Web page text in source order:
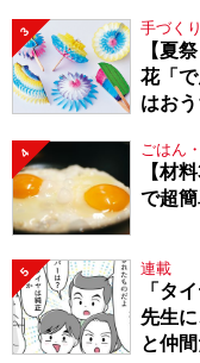
3 手づくり
【夏
花「
はお
4 ごはん
【材
で超簡
5 連載
「タ
先生
と仲